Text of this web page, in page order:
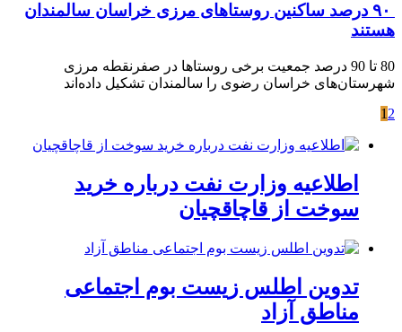
۹۰ درصد ساکنین روستاهای مرزی خراسان سالمندان
هستند
80 تا 90 درصد جمعیت‌ برخی روستاها در صفرنقطه مرزی
شهرستان‌های خراسان رضوی را سالمندان تشکیل داده‌اند
1 2
اطلاعیه وزارت نفت درباره خرید
سوخت از قاچاقچیان
تدوین اطلس زیست بوم اجتماعی
مناطق آزاد